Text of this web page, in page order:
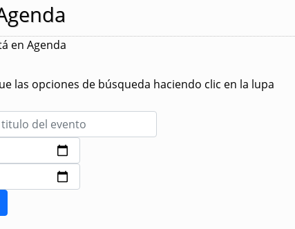
en Agenda
las opciones de búsqueda haciendo clic en la lupa